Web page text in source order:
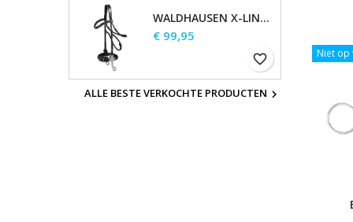
WALDHAUSEN X-LINE HACKAMORE HOOFDSTEL
Prijs
€ 99,95
favorite_border
ALLE BESTE VERKOCHTE PRODUCTEN 
Niet op